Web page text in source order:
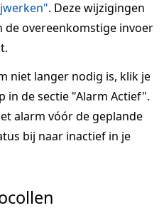
. Deze wijzigingen
de overeenkomstige invoer
niet langer nodig is, klik je
in de sectie "Alarm Actief".
alarm vóór de geplande
bij naar inactief in je